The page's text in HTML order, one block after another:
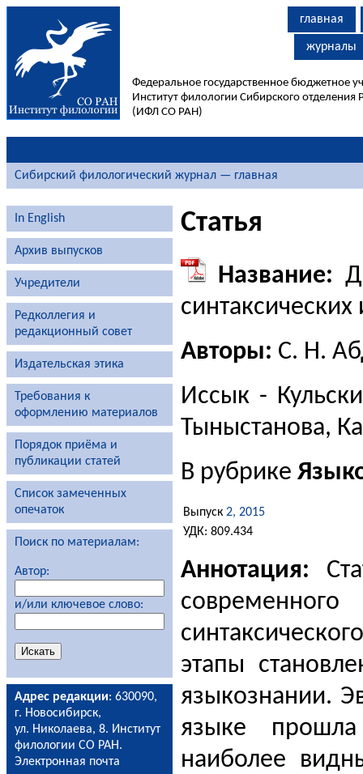
главная
журналы
Федеральное государственное бюджетное
Институт филологии Сибирского отделения
(ИФЛ СО РАН)
Сибирский филологический журнал — главная
In English
Архив выпусков
Учредители
Редколлегия и
редакционный совет
Издательская этика
Требования к
оформлению материалов
Порядок приёма и
публикации статей
Список замеченных
опечаток
Поиск по материалам:
Автор:
и/или ключевое слово:
Адрес редакции: 630090,
г. Новосибирск,
ул. Николаева, 8. Институт
филологии СО РАН.
Электронная почта
Статья
Название:
Авторы: С. Н.
Иссык -
Тыныстанова,
В рубрике
Выпуск 2, 2015
УДК: 809.434
Аннотация:
этапы
языкознании.
языке прошла
наиболее